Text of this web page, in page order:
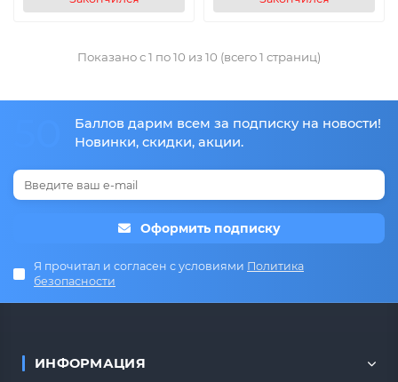
Показано с 1 по 10 из 10 (всего 1 страниц)
Баллов дарим всем за подписку на новости!
Новинки, скидки, акции.
Оформить подписку
Я прочитал и согласен с условиями Политика
безопасности
ИНФОРМАЦИЯ